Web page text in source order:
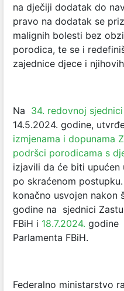
na dječiji dodatak do
pravo na dodatak se
malignih bolesti bez
porodica, te se i
zajednice djece i
Na 34. redovnoj
14.5.2024. godine,
izmjenama i dopunama
podršci porodicama s
izjavili da će biti upućen
po skraćenom
konačno usvojen nakon
godine na sjednici
FBiH i 18.7.2024. godine
Parlamenta FBiH.
Federalno ministarstvo